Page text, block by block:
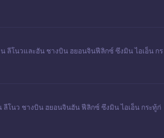
ลีโนวและฮัน ชางบิน ฮยอนจินฟีลิกซ์ ซึงมิน ไอเอ็น กร
ลีโนว ชางบิน ฮยอนจินฮัน ฟีลิกซ์ ซึงมิน ไอเอ็น กระทู้ก่